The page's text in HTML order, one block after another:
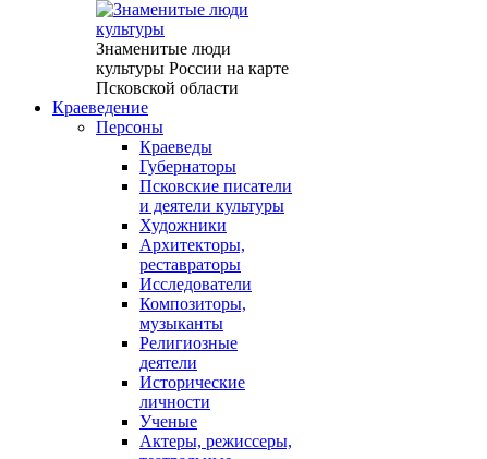
Знаменитые люди
культуры России на карте
Псковской области
Краеведение
Персоны
Краеведы
Губернаторы
Псковские писатели
и деятели культуры
Художники
Архитекторы,
реставраторы
Исследователи
Композиторы,
музыканты
Религиозные
деятели
Исторические
личности
Ученые
Актеры, режиссеры,